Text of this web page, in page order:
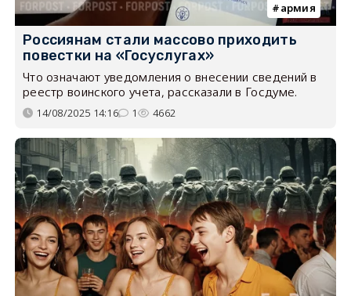
армия
Россиянам стали массово приходить
повестки на «Госуслугах»
Что означают уведомления о внесении сведений в
реестр воинского учета, рассказали в Госдуме.
14/08/2025 14:16 1 4662